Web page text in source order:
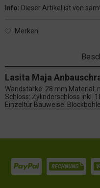
Info: Dieser Artikel ist von
Merken
Lasita Maja
Wandstärke: 28 mm Material:
Schloss: Zylinderschloss inkl.
Einzeltür Bauweise: